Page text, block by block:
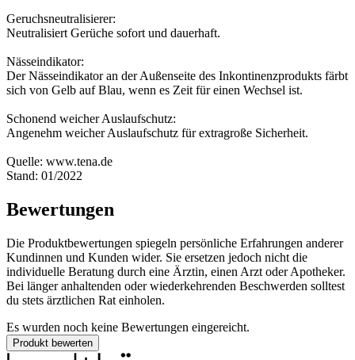
Geruchsneutralisierer:
Neutralisiert Gerüche sofort und dauerhaft.
Nässeindikator:
Der Nässeindikator an der Außenseite des Inkontinenzprodukts färbt
sich von Gelb auf Blau, wenn es Zeit für einen Wechsel ist.
Schonend weicher Auslaufschutz:
Angenehm weicher Auslaufschutz für extragroße Sicherheit.
Quelle: www.tena.de
Stand: 01/2022
Bewertungen
Die Produktbewertungen spiegeln persönliche Erfahrungen anderer
Kundinnen und Kunden wider. Sie ersetzen jedoch nicht die
individuelle Beratung durch eine Ärztin, einen Arzt oder Apotheker.
Bei länger anhaltenden oder wiederkehrenden Beschwerden solltest
du stets ärztlichen Rat einholen.
Es wurden noch keine Bewertungen eingereicht.
Produkt bewerten